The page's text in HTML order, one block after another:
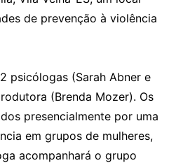
de prevenção à violência
psicólogas (Sarah Abner e
(Brenda Mozer). Os
presencialmente por uma
em grupos de mulheres,
acompanhará o grupo